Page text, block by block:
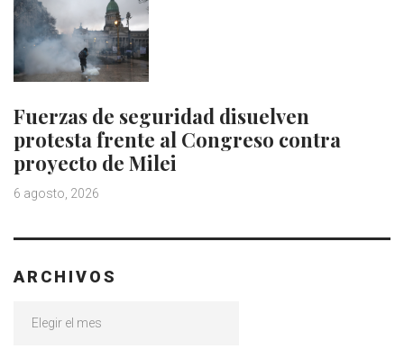
Fuerzas de seguridad disuelven
protesta frente al Congreso contra
proyecto de Milei
6 agosto, 2026
ARCHIVOS